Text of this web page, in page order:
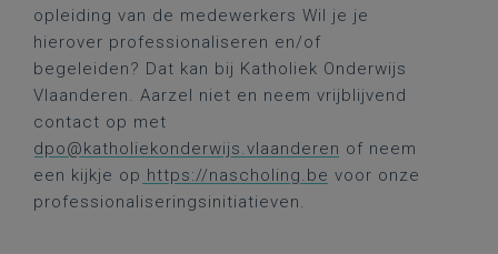
opleiding van de medewerkers Wil je je
hierover professionaliseren en/of
begeleiden? Dat kan bij Katholiek Onderwijs
Vlaanderen. Aarzel niet en neem vrijblijvend
contact op met
dpo@katholiekonderwijs.vlaanderen of neem
een kijkje op https://nascholing.be voor onze
professionaliseringsinitiatieven.